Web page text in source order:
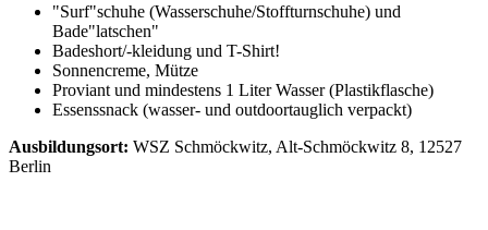
"Surf"schuhe (Wasserschuhe/Stoffturnschuhe) und
Bade"latschen"
Badeshort/-kleidung und T-Shirt!
Sonnencreme, Mütze
Proviant und mindestens 1 Liter Wasser (Plastikflasche)
Essenssnack (wasser- und outdoortauglich verpackt)
Ausbildungsort: WSZ Schmöckwitz, Alt-Schmöckwitz 8, 12527
Berlin